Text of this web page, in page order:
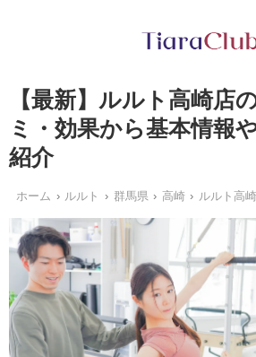
【最新】ルルト高崎店
ミ・効果から基本情報
紹介
ホーム ルルト 群馬県 高崎 ルルト高